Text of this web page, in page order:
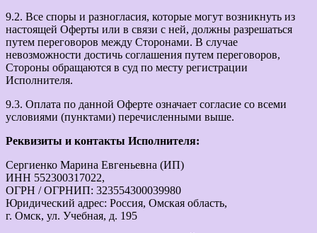
9.2. Все споры и разногласия, которые могут возникнуть из
настоящей Оферты или в связи с ней, должны разрешаться
путем переговоров между Сторонами. В случае
невозможности достичь соглашения путем переговоров,
Стороны обращаются в суд по месту регистрации
Исполнителя.
9.3. Оплата по данной Оферте означает согласие со всеми
условиями (пунктами) перечисленными выше.
Реквизиты и контакты Исполнителя:
Сергиенко Марина Евгеньевна (ИП)
ИНН 552300317022,
ОГРН / ОГРНИП: 323554300039980
Юридический адрес: Россия, Омская область,
г. Омск, ул. Учебная, д. 195